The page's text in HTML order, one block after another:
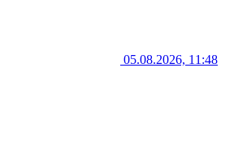
05.08.2026, 11:48